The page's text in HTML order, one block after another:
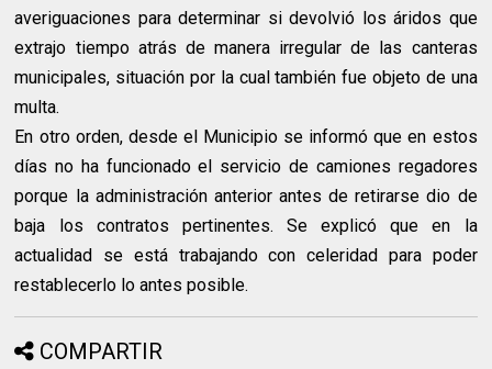
averiguaciones para determinar si devolvió los áridos que
extrajo tiempo atrás de manera irregular de las canteras
municipales, situación por la cual también fue objeto de una
multa.
En otro orden, desde el Municipio se informó que en estos
días no ha funcionado el servicio de camiones regadores
porque la administración anterior antes de retirarse dio de
baja los contratos pertinentes. Se explicó que en la
actualidad se está trabajando con celeridad para poder
restablecerlo lo antes posible.
COMPARTIR